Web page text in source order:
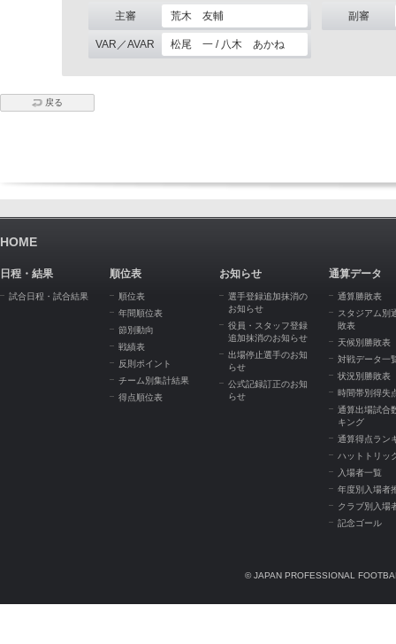
主審 荒木 友輔 副審
VAR／AVAR 松尾 一 / 八木 あかね
戻る
HOME
日程・結果
試合日程・試合結果
順位表
順位表
年間順位表
節別動向
戦績表
反則ポイント
チーム別集計結果
得点順位表
お知らせ
選手登録追加抹消の
お知らせ
役員・スタッフ登録
追加抹消のお知らせ
出場停止選手のお知
らせ
公式記録訂正のお知
らせ
通算データ
通算勝敗表
スタジアム別
敗表
天候別勝敗表
対戦データ一
状況別勝敗表
時間帯別得失
通算出場試合
キング
通算得点ラン
ハットトリッ
入場者一覧
年度別入場者
クラブ別入場
記念ゴール
© JAPAN PROFESSIONAL